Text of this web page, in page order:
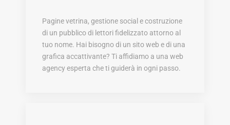
Pagine vetrina, gestione social e costruzione
di un pubblico di lettori fidelizzato attorno al
tuo nome. Hai bisogno di un sito web e di una
grafica accattivante? Ti affidiamo a una web
agency esperta che ti guiderà in ogni passo.